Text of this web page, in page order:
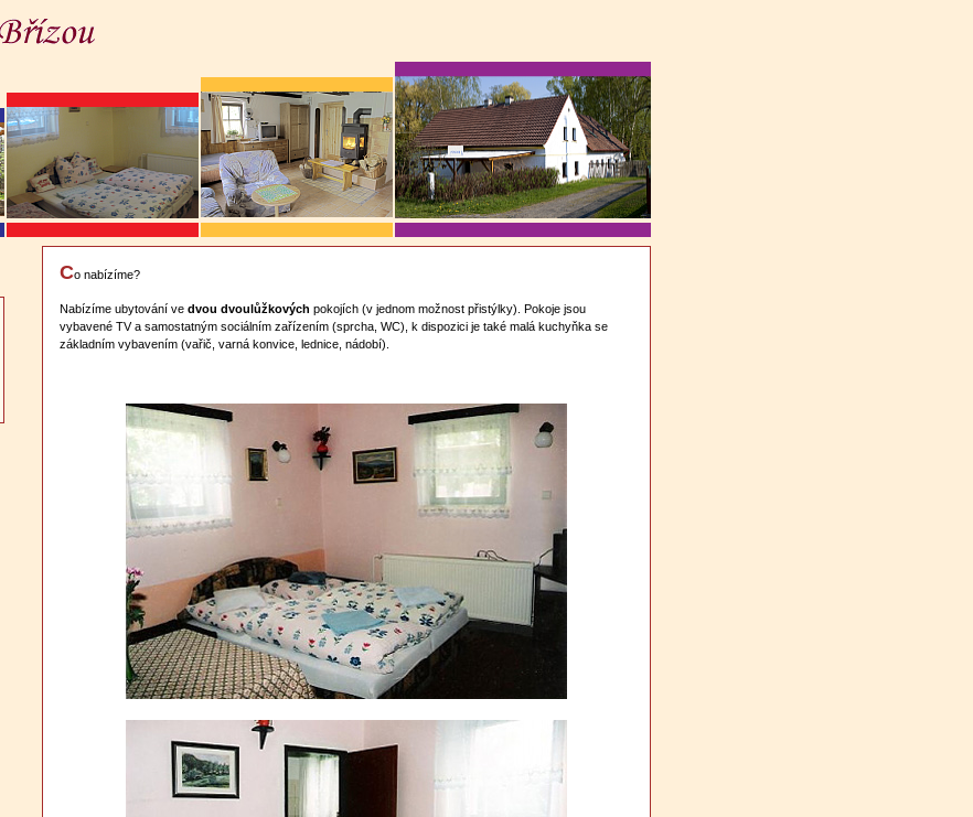
Co nabízíme?
Nabízíme ubytování ve dvou dvoulůžkových pokojích (v jednom možnost přistýlky). Pokoje jsou
vybavené TV a samostatným sociálním zařízením (sprcha, WC), k dispozici je také malá kuchyňka se
základním vybavením (vařič, varná konvice, lednice, nádobí).